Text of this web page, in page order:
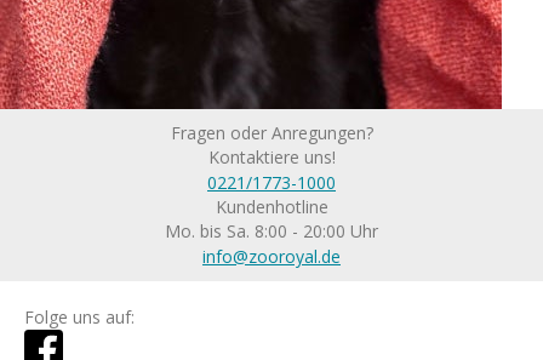
Fragen oder Anregungen?
Kontaktiere uns!
0221/1773-1000
Kundenhotline
Mo. bis Sa. 8:00 - 20:00 Uhr
info@zooroyal.de
Folge uns auf: